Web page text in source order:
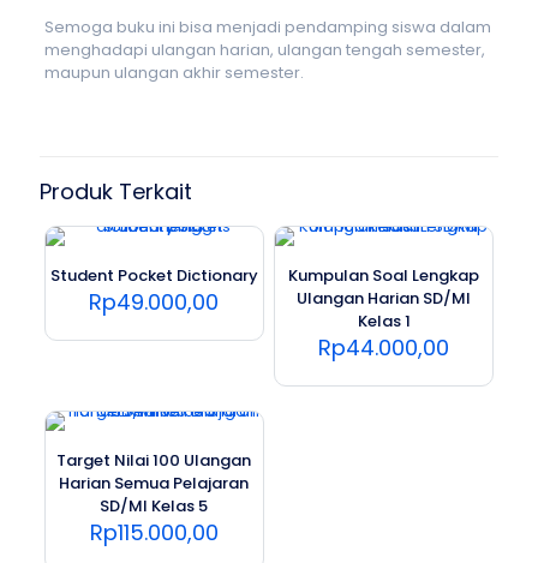
Semoga buku ini bisa menjadi pendamping siswa dalam
menghadapi ulangan harian, ulangan tengah semester,
maupun ulangan akhir semester.
Produk Terkait
Student Pocket Dictionary
Rp49.000,00
Kumpulan Soal Lengkap
Ulangan Harian SD/MI
Kelas 1
Rp44.000,00
Target Nilai 100 Ulangan
Harian Semua Pelajaran
SD/MI Kelas 5
Rp115.000,00